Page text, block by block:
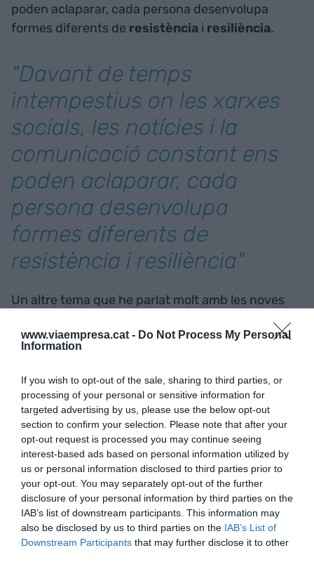
www.viaempresa.cat - Do Not Process My Personal
Information
If you wish to opt-out of the sale, sharing to third parties, or
processing of your personal or sensitive information for
targeted advertising by us, please use the below opt-out
section to confirm your selection. Please note that after your
opt-out request is processed you may continue seeing
interest-based ads based on personal information utilized by
us or personal information disclosed to third parties prior to
your opt-out. You may separately opt-out of the further
disclosure of your personal information by third parties on the
IAB’s list of downstream participants. This information may
also be disclosed by us to third parties on the IAB’s List of
Downstream Participants that may further disclose it to other
poden aclaparar, cada persona desenvolupa
formes diferents de resistència i resiliència.
"Davant de temps
intempestius on les xarxes
socials, les notícies i la
comunicació constant ens
poden aclaparar, cada
persona desenvolupa
formes diferents de
resistència i resiliència"
Un altre tema que he parlat molt amb les noves
departament com d’altres ambients acadèmics,
sector que no només és molt qüestionat per
l’opinió pública, com és la recerca als Països
Baixos. Per a unes, el ioga; per a d’altres, les
excursions a la natura els caps de setmana; per a
alguns, treballar menys hores, i per a d’altres,
renunciar a les grans ambicions acadèmiques. És
bonic i inspirador, malgrat que odiï aquesta última
paraula, veure la manera com els altres es
protegeixen de la tempesta. És important deixar
de pensar en el temps de qualitat com el temps